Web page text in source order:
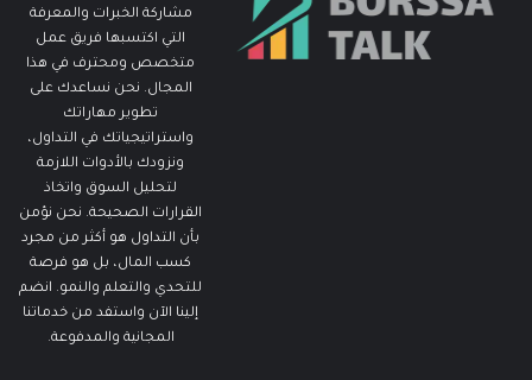
مشاركة الخبرات والمعرفة
التي اكتسبها فريق عمل
متخصص ومحترف في هذا
المجال. نحن نساعدك على
تطوير مهاراتك
واستراتيجياتك في التداول،
ونزودك بالأدوات اللازمة
لتحليل السوق واتخاذ
القرارات الصحيحة. نحن نؤمن
بأن التداول هو أكثر من مجرد
كسب المال، بل هو فرصة
للتحدي والتعلم والنمو. انضم
إلينا الآن واستفد من خدماتنا
المجانية والمدفوعة.